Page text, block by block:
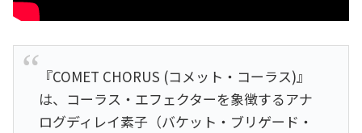
『COMET CHORUS (コメット・コーラス)』
は、コーラス・エフェクターを象徴するアナ
ログディレイ素子（バケット・ブリゲード・